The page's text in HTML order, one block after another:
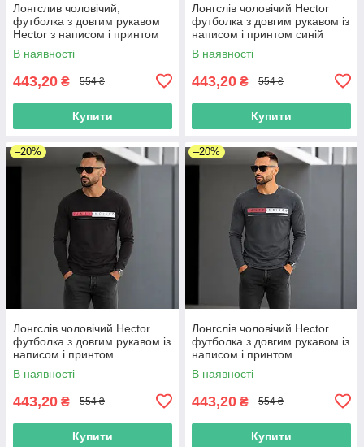
Лонгслив чоловічий,
футболка з довгим рукавом
Hector з написом і принтом
темно-синій
В наявності
443,20 ₴ 554 ₴
Купити
Лонгслів чоловічий Hector
футболка з довгим рукавом із
написом і принтом синій
В наявності
443,20 ₴ 554 ₴
Купити
–20%
Лонгслів чоловічий Hector
футболка з довгим рукавом із
написом і принтом
коричневий
В наявності
443,20 ₴ 554 ₴
Купити
–20%
Лонгслів чоловічий Hector
футболка з довгим рукавом із
написом і принтом
антрацитовий
В наявності
443,20 ₴ 554 ₴
Купити